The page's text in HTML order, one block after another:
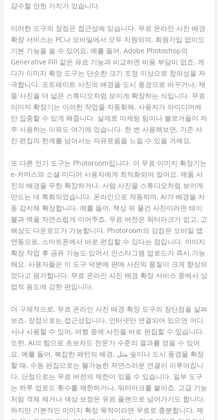
감수할 만한 가치가 있습니다.
이러한 도구의 장점은 접근성에 있습니다. 무료 온라인 사진 배경
확장 서비스는 PC나 모바일에서 모두 지원되며, 회원가입 없이도
기본 기능을 쓸 수 있어요. 예를 들어, Adobe Photoshop의
Generative Fill 같은 유료 기능과 비교하면 비용 부담이 없죠. 게
다가 이미지 확장 도구는 단순한 크기 조정 이상으로 창의성을 자
극합니다. 포트레이트 사진의 배경을 도시 풍경으로 바꾸거나, 제
품 사진을 더 넓은 스튜디오처럼 보이게 확장하는 식입니다. 무료
이미지 확장기는 이러한 작업을 자동화해, 사용자가 아이디어에
만 집중할 수 있게 해줍니다. 실제로 마케팅 팀이나 블로거들이 자
주 사용하는 이유도 여기에 있습니다. 한 번 사용해보면, 기존 사
진 편집의 한계를 넘어서는 자유로움을 느낄 수 있을 거예요.
또 다른 인기 도구는 Photoroom입니다. 이 무료 이미지 확장기는
e-커머스와 소셜 미디어 사용자에게 최적화되어 있어요. 제품 사
진의 배경을 무한 확장하거나, 사람 사진을 스튜디오처럼 보이게
만드는 데 특화되었습니다. 온라인으로 작동하며, AI가 배경을 자
동 감지해 확장합니다. 예를 들어, 책상 위 물건 사진이라면 테이
블과 벽을 자연스럽게 이어주죠. 무료 버전은 워터마크가 없고, 고
해상도 다운로드가 가능합니다. Photoroom의 강점은 모바일 앱
연동으로, 스마트폰에서 바로 편집할 수 있다는 점입니다. 이미지
확장 작업 후 공유 기능도 있어서 인스타그램 업로드가 즉시 가능
해요. 사용자들은 이 도구 덕분에 판매 사진의 품질이 크게 향상되
었다고 평가합니다. 무료 온라인 사진 배경 확장 서비스 중에서 상
업적 용도에 강한 편입니다.
더 구체적으로, 무료 온라인 사진 배경 확장 도구의 장단점을 살펴
보죠. 장점으로는 접근성입니다. 인터넷만 연결되어 있으면 어디
서나 사용할 수 있어, 여행 중에 사진을 바로 편집할 수 있습니다.
또한, AI의 힘으로 초보자도 전문가 수준의 결과를 얻을 수 있어
요. 예를 들어, 복잡한 패턴의 배경, مثل 숲이나 도시 풍경을 확장
할 때, 수동 편집으로는 불가능한 자연스러운 연결이 이루어집니
다. 단점으로는 무료 버전의 제한이 있을 수 있습니다. 일부 도구
는 하루 업로드 횟수를 제한하거나, 워터마크를 붙이죠. 고급 기능
처럼 객체 제거나 색상 보정은 유료 플랜으로 넘어가기도 합니다.
하지만 기본적인 이미지 확장 목적이라면 무료로 충분합니다. 제